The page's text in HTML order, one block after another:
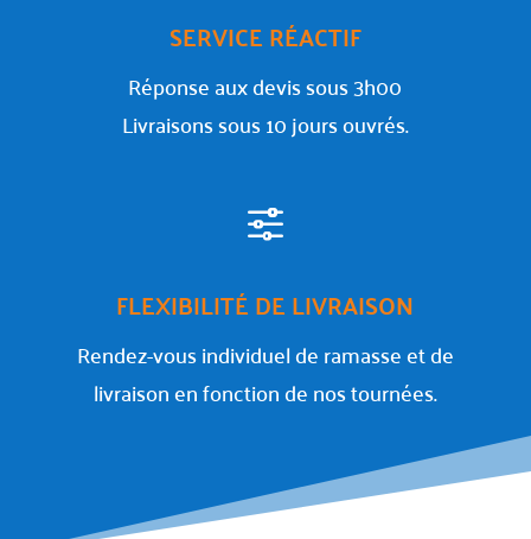
SERVICE RÉACTIF
Réponse aux devis sous 3h00
Livraisons sous 10 jours ouvrés.
f
FLEXIBILITÉ DE LIVRAISON
Rendez-vous individuel de ramasse et de
livraison en fonction de nos tournées.